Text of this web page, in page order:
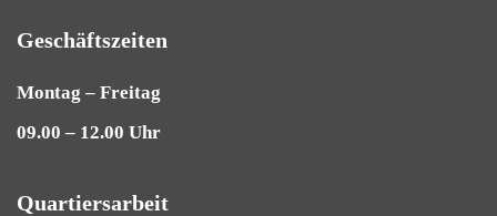
Geschäftszeiten
Montag – Freitag
09.00 – 12.00 Uhr
Quartiersarbeit